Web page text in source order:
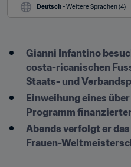
Deutsch - Weitere Sprachen (4)
Gianni Infantino
costa-ricanischen
Staats- und
Einweihung eines
Programm
Abends verfolgt er
Frauen-